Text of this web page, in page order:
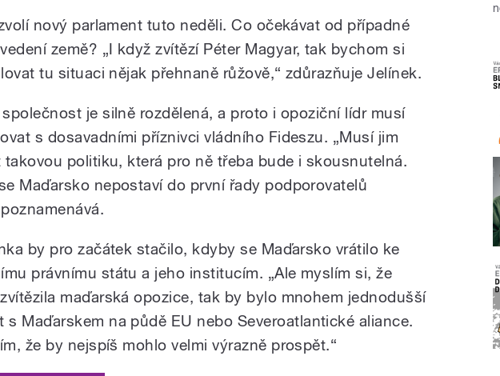
nový parlament tuto neděli. Co očekávat od případné
země? „I když zvítězí Péter Magyar, tak bychom si
tu situaci nějak přehnaně růžově,“ zdůrazňuje Jelínek.
je silně rozdělená, a proto i opoziční lídr musí
s dosavadními příznivci vládního Fideszu. „Musí jim
takovou politiku, která pro ně třeba bude i skousnutelná.
Maďarsko nepostaví do první řady podporovatelů
by pro začátek stačilo, kdyby se Maďarsko vrátilo ke
právnímu státu a jeho institucím. „Ale myslím si, že
maďarská opozice, tak by bylo mnohem jednodušší
s Maďarskem na půdě EU nebo Severoatlantické aliance.
že by nejspíš mohlo velmi výrazně prospět.“